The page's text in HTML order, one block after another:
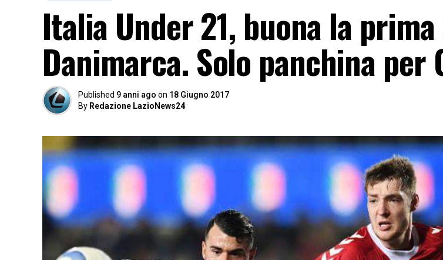
Italia Under 21, buona la
Danimarca. Solo panchina per
Published 9 anni ago on 18 Giugno 2017
By Redazione LazioNews24